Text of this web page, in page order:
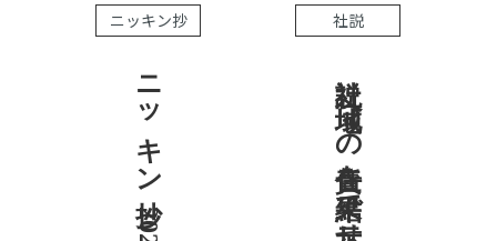
ニッキン抄
ニッキン抄 2026.8.7
社説
社説 地域への責任を結果で示せ